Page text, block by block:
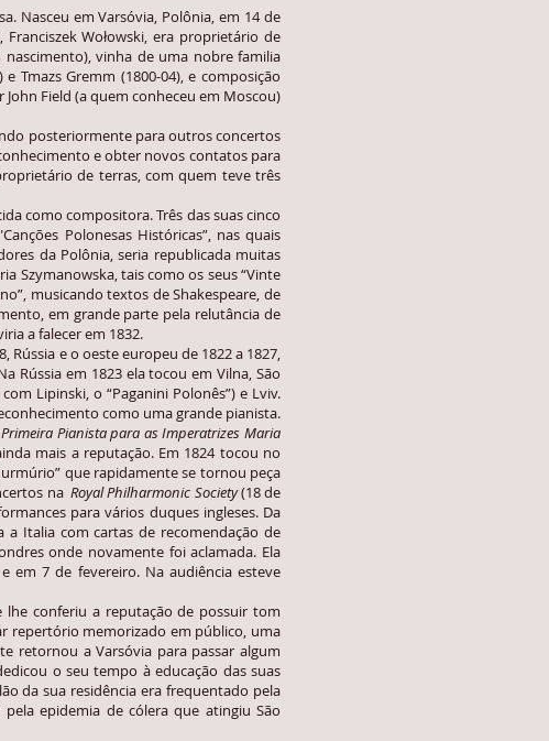
Nasceu em Varsóvia, Polônia, em 14 de
Wołowski, era proprietário de
nascimento), vinha de uma nobre familia
Tmazs Gremm (1800-04), e composição
Field (a quem conheceu em Moscou)
posteriormente para outros concertos
e obter novos contatos para
de terras, com quem teve três
como compositora. Três das suas cinco
Polonesas Históricas”, nas quais
da Polônia, seria republicada muitas
Szymanowska, tais como os seus “Vinte
musicando textos de Shakespeare, de
em grande parte pela relutância de
a falecer em 1832.
e o oeste europeu de 1822 a 1827,
Rússia em 1823 ela tocou em Vilna, São
Lipinski, o “Paganini Polonês”) e Lviv.
como uma grande pianista.
Primeira Pianista para as Imperatrizes Maria
mais a reputação. Em 1824 tocou no
que rapidamente se tornou peça
na Royal Philharmonic Society(18 de
para vários duques ingleses. Da
a Italia com cartas de recomendação de
onde novamente foi aclamada. Ela
em 7 de fevereiro. Na audiência esteve
conferiu a reputação de possuir tom
repertório memorizado em público, uma
retornou a Varsóvia para passar algum
o seu tempo à educação das suas
da sua residência era frequentado pela
epidemia de cólera que atingiu São